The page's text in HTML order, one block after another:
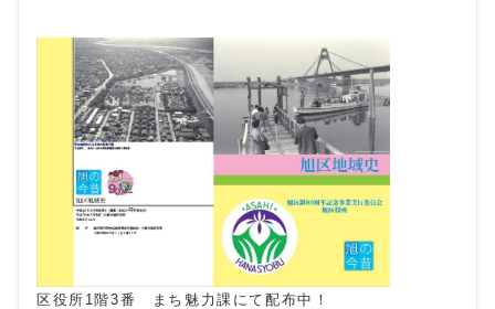
区役所1階3番 まち魅力課にて配布中！